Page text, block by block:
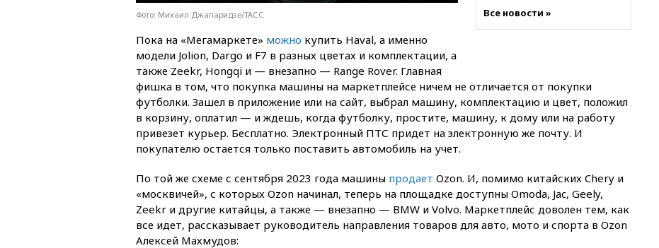
08:50 Состояние здоровья
06:25У берегов Италии
обнаружили затонувшее
судно древнеримских времен
05:10 «Одиссея» Нолана
Собянин сообщил о
высоких темпах строительства
недвижимости в Москве
Россиянин в среднем
Все новости »
Фото: Михаил Джапаридзе/ТАСС
Пока на «Мегамаркете» можно купить Haval, а именно
модели Jolion, Dargo и F7 в разных цветах и комплектации, а
также Zeekr, Hongqi и — внезапно — Range Rover. Главная
фишка в том, что покупка машины на маркетплейсе ничем не отличается от покупки
футболки. Зашел в приложение или на сайт, выбрал машину, комплектацию и цвет, положил
в корзину, оплатил — и ждешь, когда футболку, простите, машину, к дому или на работу
привезет курьер. Бесплатно. Электронный ПТС придет на электронную же почту. И
покупателю остается только поставить автомобиль на учет.
По той же схеме с сентября 2023 года машины продает Ozon. И, помимо китайских Chery и
«москвичей», с которых Ozon начинал, теперь на площадке доступны Omoda, Jac, Geely,
Zeekr и другие китайцы, а также — внезапно — BMW и Volvo. Маркетплейс доволен тем, как
все идет, рассказывает руководитель направления товаров для авто, мото и спорта в Ozon
Алексей Махмудов: